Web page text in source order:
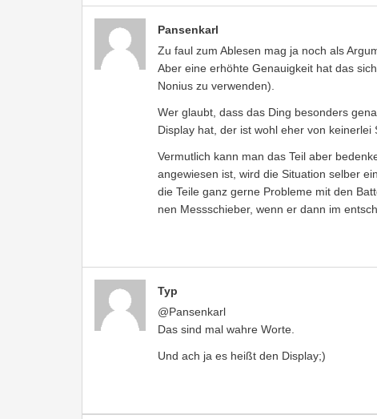
Pansenkarl
Zu faul zum Ablesen mag ja noch als
Aber eine erhöhte Genauigkeit hat das
Nonius zu verwenden).
Wer glaubt, dass das Ding besonders
Display hat, der ist wohl eher von keinerlei
Vermutlich kann man das Teil aber
angewiesen ist, wird die Situation selber
die Teile ganz gerne Probleme mit den
nen Messschieber, wenn er dann im
Typ
@Pansenkarl
Das sind mal wahre Worte.
Und ach ja es heißt den Display;)